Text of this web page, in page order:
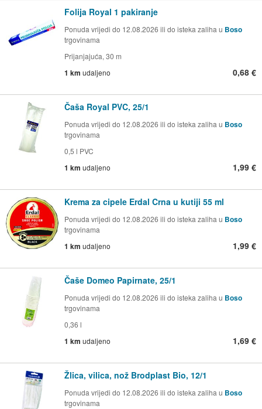
Folija Royal 1 pakiranje
Ponuda vrijedi do 12.08.2026 ili do isteka zaliha u Boso
trgovinama
Prijanjajuća, 30 m
1 km udaljeno 0,68 €
Čaša Royal PVC, 25/1
Ponuda vrijedi do 12.08.2026 ili do isteka zaliha u Boso
trgovinama
0,5 l PVC
1 km udaljeno 1,99 €
Krema za cipele Erdal Crna u kutiji 55 ml
Ponuda vrijedi do 12.08.2026 ili do isteka zaliha u Boso
trgovinama
1 km udaljeno 1,99 €
Čaše Domeo Papirnate, 25/1
Ponuda vrijedi do 12.08.2026 ili do isteka zaliha u Boso
trgovinama
0,36 l
1 km udaljeno 1,69 €
Žlica, vilica, nož Brodplast Bio, 12/1
Ponuda vrijedi do 12.08.2026 ili do isteka zaliha u Boso
trgovinama